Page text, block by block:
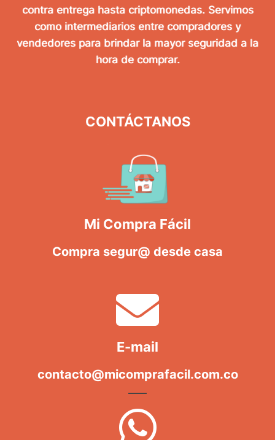
contra entrega hasta criptomonedas. Servimos
como intermediarios entre compradores y
vendedores para brindar la mayor seguridad a la
hora de comprar.
CONTÁCTANOS
Mi Compra Fácil
Compra segur@ desde casa
E-mail
contacto@micomprafacil.com.co